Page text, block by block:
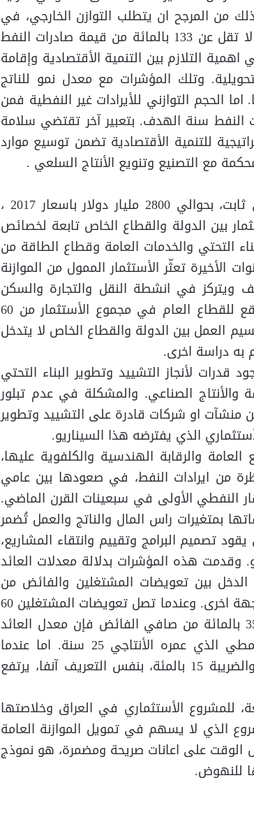
من المرجح ان يتطلب التوازن الخارجي، في
سنة الهدف، عملة اجنبية من غير النفط الخام لا تقل عن 133 بالمائة من قيمة صادرات النفط
بالمائة منها عام 2040، ما يعني اهمية التلازم بين التنمية الأقتصادية وإقامة
وتلك المؤشرات مع معدل نمو للناتج
6.81 بالمائة سنويا. اما الحجم التوازني للأيرادات غير النفطية فمن
بالمائة من ايرادات النفط سنة الهدف. بتعبير آخر تقتضي سلامة
للتنمية الأقتصادية تضمن توسيع موارد
مع التصنيع وتنويع الأنتاج السلعي .
يتطلب النموحجوم استثمارية، تكوين راسمالي ثابت، بحوالي 2800 مليار دولار باسعار 2017 ،
مهام الأستثمار بين الدولة والقطاع الخاص تابعة لخصائص
التحتي والخدمات العامة وقطاع الطاقة من
الأخيرة تعثّر الأستثمار الممول من الموازنة
ويتركز في انشطة النقل والتجارة والسكن
واخرى خدمية. وتدريجيا يقترب الأسهام المتوقع للقطاع العام في مجموع الأستثمار من 60
العمل بين الدولة والقطاع الخاص لا يتدخل
به دراسة اخرى.
قدرات لأنجاز التشييد وتطوير البناء التحتي
والأنتاج الصناعي. والمشكلة في عدم تبلور
منشآت او شركات قادرة على التشييد وتطوير
الذي يفترضه هذا السيناريو.
والرقابة الهندسية والكلفوية عليها،
من ايرادات النفط، في صعودها بين عامي
النفطي الأولى في سبعينات القرن الماضي.
بمتغيرات راس المال والناتج والعمل تُضمر
تصميم البرامج وتقييم وانتقاء المشاريع،
وقدمت هذه المؤشرات بدلالة معدلات العائد
الدخل بين تعويضات المشتغلين والفائض من
جهة ومعدلات الضريبة من صافي الفائض من جهة اخرى. وعندما تصل تعويضات المشتغلين 60
بالمائة من صافي القيمة المضافة والضريبة 35 بالمائة من صافي الفائض فإن معدل العائد
الداخلي للمستثمر 10.75 بالمائة للمشروع النمطي الذي عمره الأنتاجي 25 سنة. اما عندما
تنخفض تعويضات المشتغلين الى 40 بالمائة والضريبة 15 بالمئة، بنفس التعريف آنفا، يرتفع
للمشروع الأستثماري في العراق وخلاصتها
الذي لا يسهم في تمويل الموازنة العامة
الوقت على اعانات صريحة ومضمرة، هو نموذج
للنهوض.